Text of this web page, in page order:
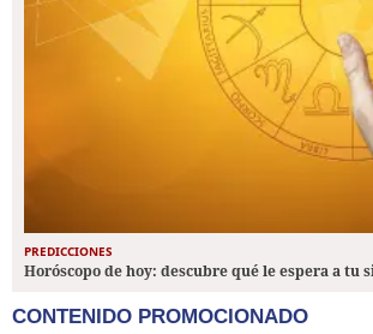
PREDICCIONES
Horóscopo de hoy: descubre qué le espera a tu
CONTENIDO PROMOCIONADO